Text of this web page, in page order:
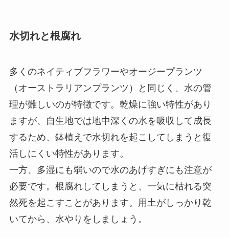
水切れと根腐れ
多くのネイティブフラワーやオージープランツ
（オーストラリアンプランツ）と同じく、水の管
理が難しいのが特徴です。乾燥に強い特性があり
ますが、自生地では地中深くの水を吸収して成長
するため、鉢植えで水切れを起こしてしまうと復
活しにくい特性があります。
一方、多湿にも弱いので水のあげすぎにも注意が
必要です。根腐れしてしまうと、一気に枯れる突
然死を起こすことがあります。用土がしっかり乾
いてから、水やりをしましょう。